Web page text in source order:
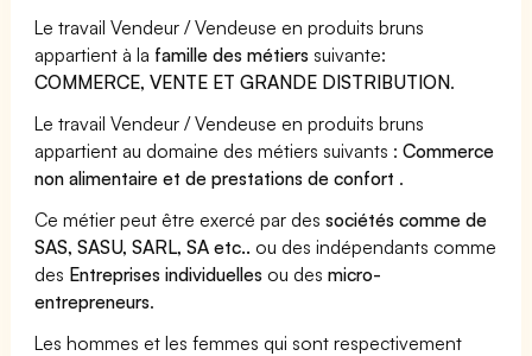
Le travail Vendeur / Vendeuse en produits bruns
appartient à la famille des métiers suivante:
COMMERCE, VENTE ET GRANDE DISTRIBUTION.
Le travail Vendeur / Vendeuse en produits bruns
appartient au domaine des métiers suivants :Commerce
non alimentaire et de prestations de confort .
Ce métier peut être exercé par dessociétés comme de
SAS, SASU, SARL, SA etc.. ou des indépendants comme
des Entreprises individuelles ou desmicro-
entrepreneurs.
Les hommes et les femmes qui sont respectivement